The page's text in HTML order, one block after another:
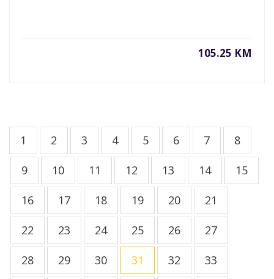
105.25 KM
1 2 3 4 5 6 7 8
9 10 11 12 13 14 15
16 17 18 19 20 21
22 23 24 25 26 27
28 29 30 31 32 33